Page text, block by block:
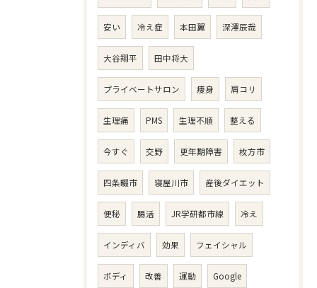
安い 冷え症 本田翼 深澤辰哉
大谷翔平 田中将大
プライベートサロン 痩身 肩コリ
生理痛 PMS 生理不順 整える
今すぐ 交野 更年期障害 枚方市
四条畷市 寝屋川市 産後ダイエット
便秘 腸活 JR学研都市線 冷え
インディバ 効果 フェイシャル
ボディ 改善 運動 Google